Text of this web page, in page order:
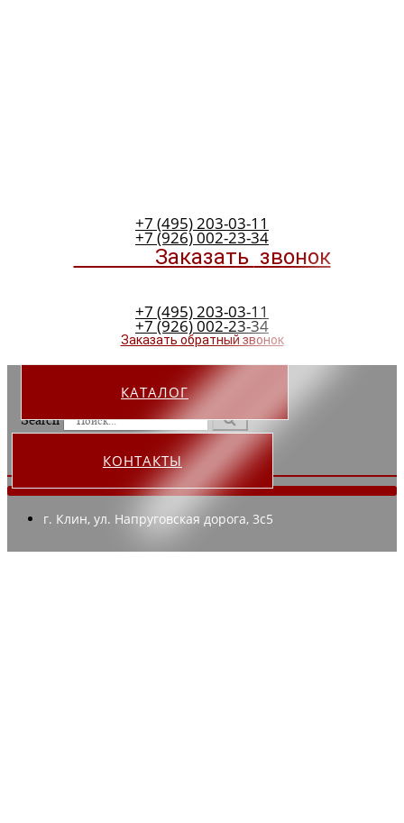
+7 (495) 203-03-11
+7 (926) 002-23-34
Заказать звонок
+7 (495) 203-03-11
+7 (926) 002-23-34
Заказать обратный звонок
КАТАЛОГ
Search
КОНТАКТЫ
г. Клин, ул. Напруговская дорога, 3с5